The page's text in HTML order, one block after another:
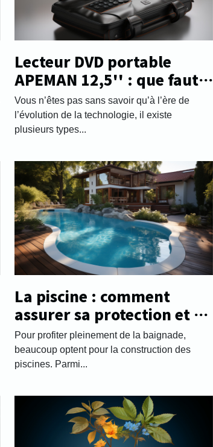
Lecteur DVD portable
APEMAN 12,5'' : que faut-il
savoir ?
Vous n’êtes pas sans savoir qu’à l’ère de
l’évolution de la technologie, il existe
plusieurs types...
La piscine : comment
assurer sa protection et sa
sécurité ?
Pour profiter pleinement de la baignade,
beaucoup optent pour la construction des
piscines. Parmi...